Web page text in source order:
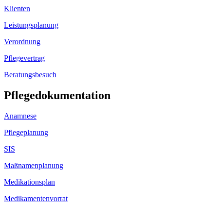
Klienten
Leistungsplanung
Verordnung
Pflegevertrag
Beratungsbesuch
Pflegedokumentation
Anamnese
Pflegeplanung
SIS
Maßnamenplanung
Medikationsplan
Medikamentenvorrat